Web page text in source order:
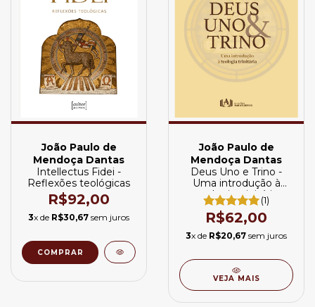
João Paulo de
Mendoça Dantas
Intellectus Fidei -
Reflexões teológicas
R$92,00
3x de R$30,67 sem juros
João Paulo de
Mendoça Dantas
Deus Uno e Trino -
Uma introdução à
teologia trinitária
(1)
R$62,00
3x de R$20,67 sem juros
VEJA MAIS